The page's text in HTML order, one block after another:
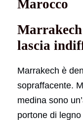
Marocco
lascia
Marrakech è
sopraffacente.
medina sono
portone di